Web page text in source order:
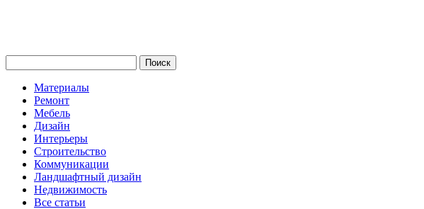
Материалы
Ремонт
Мебель
Дизайн
Интерьеры
Строительство
Коммуникации
Ландшафтный дизайн
Недвижимость
Все статьи